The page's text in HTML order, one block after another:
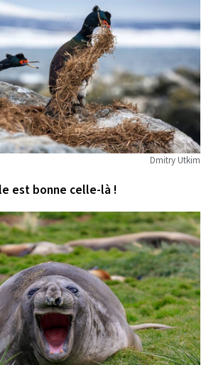
Dmitry Utkim
est bonne celle-là !